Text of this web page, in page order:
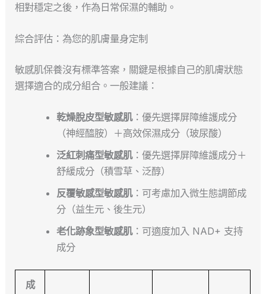
相對穩定之後，作為日常保濕的輔助。
綜合評估：為您的肌膚量身定制
敏感肌保養沒有標準答案，關鍵是根據自己的肌膚狀態
選擇適合的成分組合。一般建議：
乾燥脫皮型敏感肌：優先選擇屏障維護成分
（神經醯胺）＋高效保濕成分（玻尿酸）
泛紅刺痛型敏感肌：優先選擇屏障維護成分＋
舒緩成分（積雪草、泛醇）
反覆敏感型敏感肌：可考慮加入微生態調節成
分（益生元、後生元）
老化跡象型敏感肌：可適度加入 NAD+ 支持
成分
成